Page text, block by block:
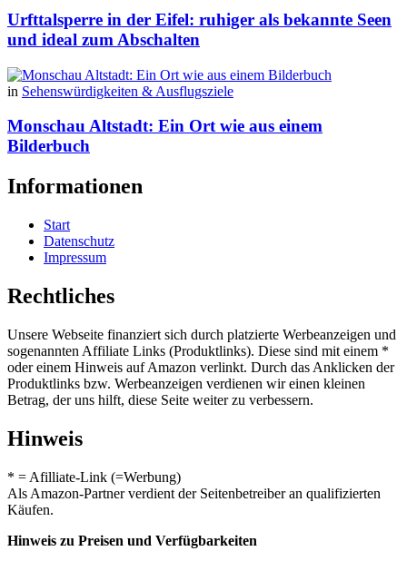
Urfttalsperre in der Eifel: ruhiger als bekannte Seen
und ideal zum Abschalten
in Sehenswürdigkeiten & Ausflugsziele
Monschau Altstadt: Ein Ort wie aus einem
Bilderbuch
Informationen
Start
Datenschutz
Impressum
Rechtliches
Unsere Webseite finanziert sich durch platzierte Werbeanzeigen und
sogenannten Affiliate Links (Produktlinks). Diese sind mit einem *
oder einem Hinweis auf Amazon verlinkt. Durch das Anklicken der
Produktlinks bzw. Werbeanzeigen verdienen wir einen kleinen
Betrag, der uns hilft, diese Seite weiter zu verbessern.
Hinweis
* = Afilliate-Link (=Werbung)
Als Amazon-Partner verdient der Seitenbetreiber an qualifizierten
Käufen.
Hinweis zu Preisen und Verfügbarkeiten